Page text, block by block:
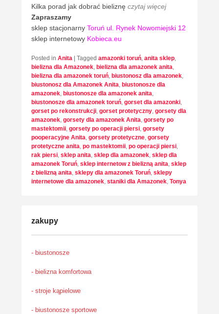
Kilka porad jak dobrać bieliznę czytaj więcej
Zapraszamy
sklep stacjonarny Toruń ul. Rynek Nowomiejski 12
sklep internetowy Kobieca.eu
Posted in Anita | Tagged amazonki toruń anita sklep
bielizna dla Amazonek bielizna dla amazonek anita
bielizna dla amazonek toruń biustonosz dla amazonek
biustonosz dla Amazonek Anita biustonosze dla
amazonek biustonosze dla amazonek anita
biustonosze dla amazonek toruń gorset dla amazonki
gorset po rekonstrukcji gorset protetyczny gorsety dla
amazonek gorsety dla amazonek Anita gorsety po
mastektomii gorsety po operacji piersi gorsety
pooperacyjne Anita gorsety protetyczne gorsety
protetyczne anita po mastektomii po operacji piersi
rak piersi sklep anita sklep dla amazonek sklep dla
amazonek Toruń sklep internetow z bielizną anita sklep
z bielizną anita sklepy dla amazonek Toruń sklepy
internetowe dla amazonek staniki dla Amazonek Tonya
zakupy
- biustonosze
- bielizna komfortowa
- stroje kąpielowe
- biustonosze sportowe